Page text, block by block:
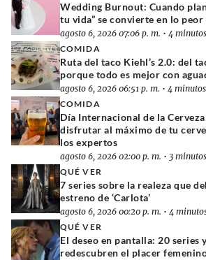
Wedding Burnout: Cuando
tu vida” se convierte en lo
agosto 6, 2026 07:06 p. m. • 4
COMIDA
Ruta del taco Kiehl’s 2.0: del
porque todo es mejor con
agosto 6, 2026 06:51 p. m. • 4
COMIDA
Día Internacional de la
disfrutar al máximo de tu
los expertos
agosto 6, 2026 02:00 p. m. • 3
QUÉ VER
7 series sobre la realeza que
estreno de ‘Carlota’
agosto 6, 2026 00:20 p. m. • 4
QUÉ VER
El deseo en pantalla: 20 series
redescubren el placer